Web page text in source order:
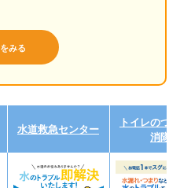
みる
水道救急センター
トイレのつ
消隊